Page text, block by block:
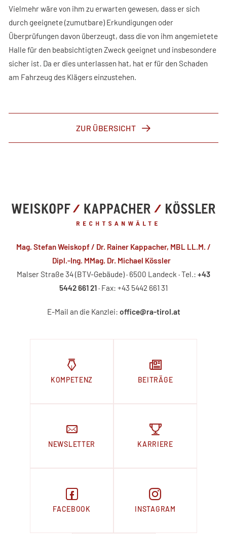
Vielmehr wäre von ihm zu erwarten gewesen, dass er sich
durch geeignete (zumutbare) Erkundigungen oder
Überprüfungen davon überzeugt, dass die von ihm angemietete
Halle für den beabsichtigten Zweck geeignet und insbesondere
sicher ist. Da er dies unterlassen hat, hat er für den Schaden
am Fahrzeug des Klägers einzustehen.
ZUR ÜBERSICHT
Mag. Stefan Weiskopf / Dr. Rainer Kappacher, MBL LL.M. /
Dipl.-Ing. MMag. Dr. Michael Kössler
Malser Straße 34 (BTV-Gebäude) · 6500 Landeck · Tel.: +43
5442 661 21 · Fax: +43 5442 661 31
E-Mail an die Kanzlei: office@ra-tirol.at
KOMPETENZ BEITRÄGE
NEWSLETTER KARRIERE
FACEBOOK INSTAGRAM